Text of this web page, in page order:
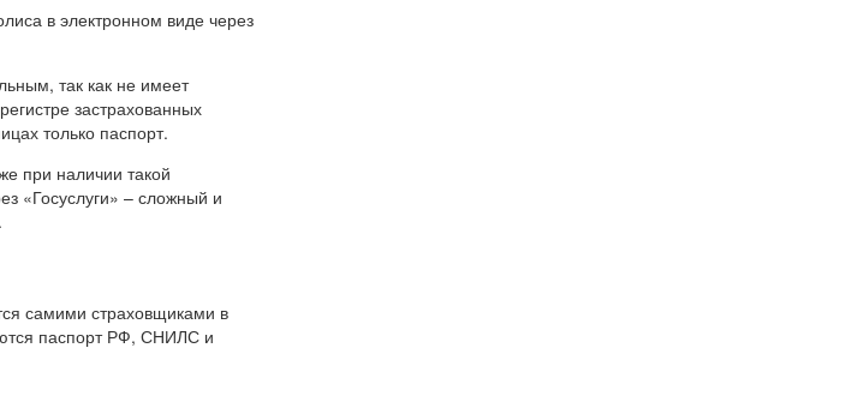
в электронном виде через
так как не имеет
застрахованных
только паспорт.
при наличии такой
«Госуслуги» – сложный и
самими страховщиками в
паспорт РФ, СНИЛС и